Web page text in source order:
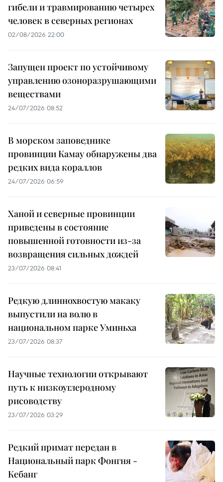
гибели и травмированию четырех
человек в северных регионах
02/08/2026 22:00
Запущен проект по устойчивому
управлению озоноразрушающими
веществами
24/07/2026 08:52
В морском заповеднике
провинции Камау обнаружены два
редких вида кораллов
24/07/2026 06:59
Ханой и северные провинции
приведены в состояние
повышенной готовности из-за
возвращения сильных дождей
23/07/2026 08:41
Редкую длиннохвостую макаку
выпустили на волю в
национальном парке Уминьха
23/07/2026 08:37
Научные технологии открывают
путь к низкоуглеродному
рисоводству
23/07/2026 03:29
Редкий примат передан в
Национальный парк Фонгня -
Кебанг